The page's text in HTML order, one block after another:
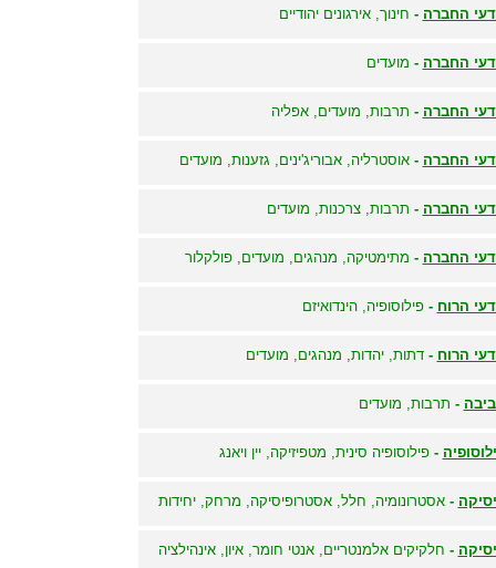
החברה - חינוך, אירגונים יהודיים
החברה - מועדים
החברה - תרבות, מועדים, אפליה
החברה -אוסטרליה, אבוריג'ינים, גזענות, מועדים
החברה - תרבות, צרכנות, מועדים
החברה - מתימטיקה, מנהגים, מועדים, פולקלור
הרוח -פילוסופיה, הינדואיזם
הרוח -דתות, יהדות, מנהגים, מועדים
- תרבות, מועדים
-פילוסופיה סינית, מטפיזיקה, יין ויאנג
-אסטרונומיה, חלל, אסטרופיסיקה, מרחק, יחידות
- חלקיקים אלמנטריים, אנטי חומר, איון, אינהילציה